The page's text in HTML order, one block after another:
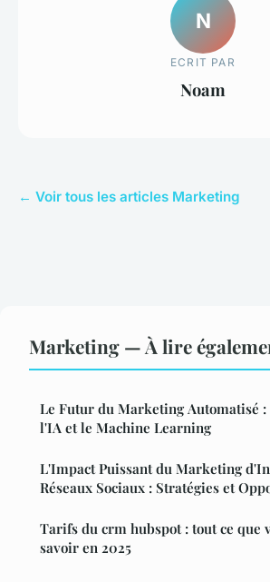
N
ECRIT PAR
Noam
← Voir tous les articles Marketing
Marketing — À lire
Le Futur du Marketing Automatisé
l'IA et le Machine Learning
L'Impact Puissant du Marketing
Réseaux Sociaux : Stratégies et
Tarifs du crm hubspot : tout ce que
savoir en 2025